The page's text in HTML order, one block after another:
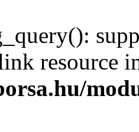
resource